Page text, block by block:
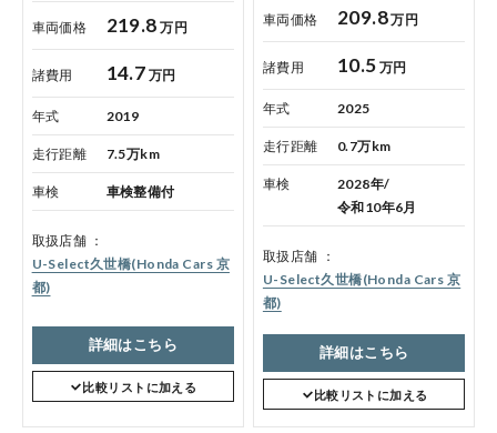
車両価格 219.8 万円
諸費用 14.7 万円
年式 2019
走行距離 7.5万km
車検 車検整備付
取扱店舗
U-Select久世橋(Honda Cars 京
都)
詳細はこちら
比較リストに加える
車両価格 209.8万円
諸費用 10.5 万円
年式 2025
走行距離 0.7万km
車検
2028年/
令和10年6月
取扱店舗
U-Select久世橋(Honda Cars 京
都)
詳細はこちら
比較リストに加える